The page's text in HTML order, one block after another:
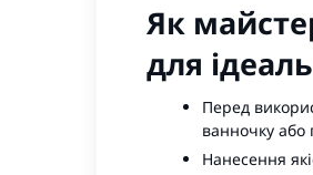
Як
для
Перед
ванночку
Нанесення